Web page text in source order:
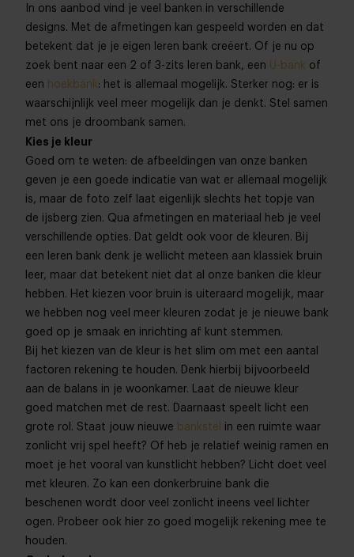
In ons aanbod vind je veel banken in verschillende
designs. Met de afmetingen kan gespeeld worden en dat
betekent dat je je eigen leren bank creëert. Of je nu op
zoek bent naar een 2 of 3-zits leren bank, een U-bank of
een hoekbank: het is allemaal mogelijk. Sterker nog: er is
waarschijnlijk veel meer mogelijk dan je denkt. Stel samen
met ons je droombank samen.
Kies je kleur
Goed om te weten: de afbeeldingen van onze banken
geven je een goede indicatie van wat er allemaal mogelijk
is, maar de foto zelf laat eigenlijk slechts het topje van
de ijsberg zien. Qua afmetingen en materiaal heb je veel
verschillende opties. Dat geldt ook voor de kleuren. Bij
een leren bank denk je wellicht meteen aan klassiek bruin
leer, maar dat betekent niet dat al onze banken die kleur
hebben. Het kiezen voor bruin is uiteraard mogelijk, maar
we hebben nog veel meer kleuren zodat je je nieuwe bank
goed op je smaak en inrichting af kunt stemmen.
Bij het kiezen van de kleur is het slim om met een aantal
factoren rekening te houden. Denk hierbij bijvoorbeeld
aan de balans in je woonkamer. Laat de nieuwe kleur
goed matchen met de rest. Daarnaast speelt licht een
grote rol. Staat jouw nieuwe bankstel
in een ruimte waar
zonlicht vrij spel heeft? Of heb je relatief weinig ramen en
moet je het vooral van kunstlicht hebben? Licht doet veel
met kleuren. Zo kan een donkerbruine bank die
beschenen wordt door veel zonlicht ineens veel lichter
ogen. Probeer ook hier zo goed mogelijk rekening mee te
houden.